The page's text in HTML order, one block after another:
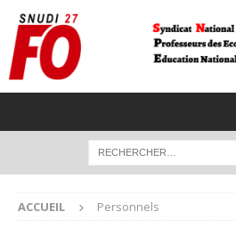
ACCUEIL Personnels